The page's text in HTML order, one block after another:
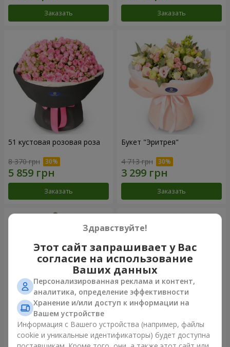
Заказать Заказать
51 кустовая розовая роза
8 370 грн
Заказать
Букет "Эритрея"
4 713 грн
Заказать
Букет "Nude Perfume"
3 058 грн
Букет "Розовая нежность"
4 570 грн
Здравствуйте!
Этот сайт запрашивает у Вас
согласие на использование
Ваших данных
Персонализированная реклама и контент,
аналитика, определение эффективности
Хранение и/или доступ к информации на
Вашем устройстве
Информация с Вашего устройства (например, файлы
cookie и уникальные идентификаторы) будет доступна